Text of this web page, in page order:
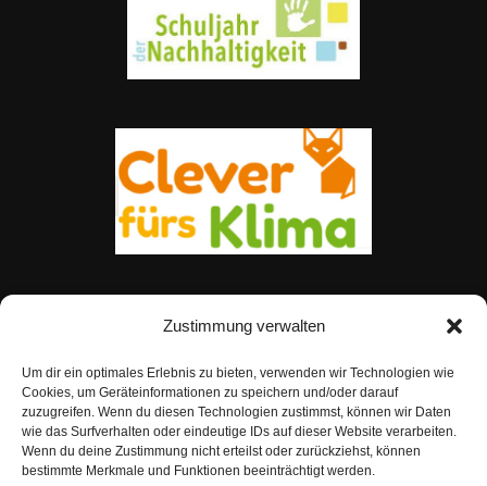
Zustimmung verwalten
Um dir ein optimales Erlebnis zu bieten, verwenden wir Technologien wie
Cookies, um Geräteinformationen zu speichern und/oder darauf
zuzugreifen. Wenn du diesen Technologien zustimmst, können wir Daten
wie das Surfverhalten oder eindeutige IDs auf dieser Website verarbeiten.
Wenn du deine Zustimmung nicht erteilst oder zurückziehst, können
bestimmte Merkmale und Funktionen beeinträchtigt werden.